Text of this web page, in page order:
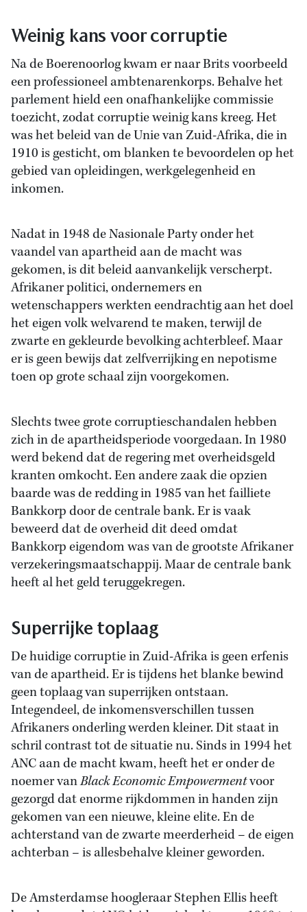
Weinig kans voor corruptie
Na de Boerenoorlog kwam er naar Brits voorbeeld
een professioneel ambtenarenkorps. Behalve het
parlement hield een onafhankelijke commissie
toezicht, zodat corruptie weinig kans kreeg. Het
was het beleid van de Unie van Zuid-Afrika, die in
1910 is gesticht, om blanken te bevoordelen op het
gebied van opleidingen, werkgelegenheid en
inkomen.
Nadat in 1948 de Nasionale Party onder het
vaandel van apartheid aan de macht was
gekomen, is dit beleid aanvankelijk verscherpt.
Afrikaner politici, ondernemers en
wetenschappers werkten eendrachtig aan het doel
het eigen volk welvarend te maken, terwijl de
zwarte en gekleurde bevolking achterbleef. Maar
er is geen bewijs dat zelfverrijking en nepotisme
toen op grote schaal zijn voorgekomen.
Slechts twee grote corruptieschandalen hebben
zich in de apartheidsperiode voorgedaan. In 1980
werd bekend dat de regering met overheidsgeld
kranten omkocht. Een andere zaak die opzien
baarde was de redding in 1985 van het failliete
Bankkorp door de centrale bank. Er is vaak
beweerd dat de overheid dit deed omdat
Bankkorp eigendom was van de grootste Afrikaner
verzekeringsmaatschappij. Maar de centrale bank
heeft al het geld teruggekregen.
Superrijke toplaag
De huidige corruptie in Zuid-Afrika is geen erfenis
van de apartheid. Er is tijdens het blanke bewind
geen toplaag van superrijken ontstaan.
Integendeel, de inkomensverschillen tussen
Afrikaners onderling werden kleiner. Dit staat in
schril contrast tot de situatie nu. Sinds in 1994 het
ANC aan de macht kwam, heeft het er onder de
noemer vanBlack Economic Empowermentvoor
gezorgd dat enorme rijkdommen in handen zijn
gekomen van een nieuwe, kleine elite. En de
achterstand van de zwarte meerderheid – de eigen
achterban – is allesbehalve kleiner geworden.
De Amsterdamse hoogleraar Stephen Ellis heeft